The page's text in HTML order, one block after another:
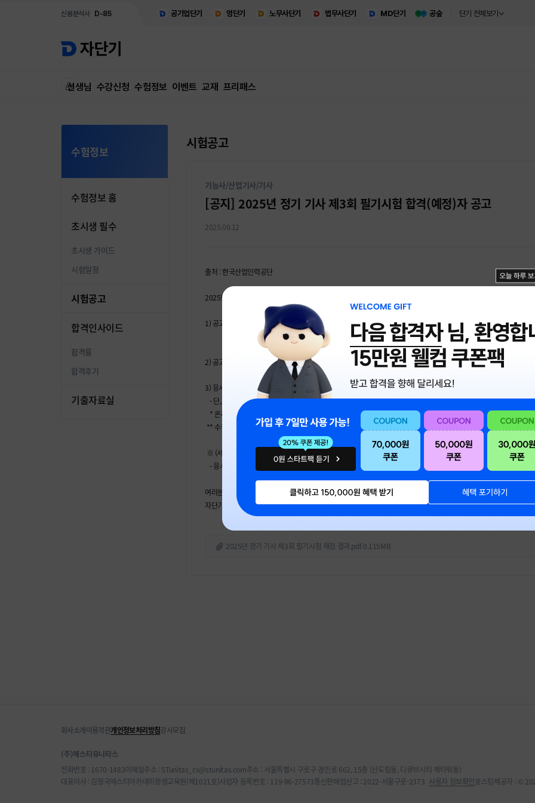
신용분석사 D-85 공기업단기 영단기 노무사단기 법무사단기 MD단기 공숲 단기 전체보기
선생님 수강신청 수험정보 이벤트 교재 프리패스
수험정보
수험정보 홈
초시생 필수
초시생 가이드
시험일정
시험공고
합격인사이드
합격률
합격후기
기출자료실
시험공고
기능사/산업기사/기사
[공지] 2025년 정기 기사 제3회 필기시험 합격(예정)자 공고
2025.09.12
출처 : 한국산업인력공단
2025년 정기 기사 제3회 필기시험 합격(예정)자를 다음과 같이 공고합니다.
1) 공고내용 : 합격(예정)자 조회(2개월간 조회 가능), ARS(1666-0100, 4일간)
종목별 합격(예정) 현황(붙임파일 참조)
2) 공고일시 : 2025. 9. 10.(수) 09:00
3) 응시자격서류제출기간 : 2025. 8. 11.(월) ~ 2025. 9. 19.(금) (휴일제외)
- 단, 응시자격기준일은 2025. 9. 1.(월)임에 유의
* 온라인 서류제출은 2025. 9. 16.(화) 까지 가능
** 수험자가 시험 종료 후 결과 확인이 가능함에 따라 합격자 알림톡 미발송
※ (서류 제출 대상자 필독) 응시자격서류 제출 안내
- 응시자격서류 기제출 여부 확인 후 제출
여러분의 합격을 응원하는
자단기 드림
2025년 정기 기사 제3회 필기시험 채점 결과.pdf 0.115MB
회사소개이용약관개인정보처리방침강사모집
(주)에스티유니타스
전화번호 : 1670-1483이메일주소 : STunitas_cs@stunitas.com주소 : 서울특별시 구로구 경인로 662, 15층 (신도림동, 디큐브시티 제타워동)
대표이사 : 김형국에스티아카데미평생교육원(제1021호)사업자 등록번호 : 119-86-27573통신판매업신고 : 2022-서울구로-2373 사용자 정보확인 호스팅제공자 : ©
다음 합격자 님, 환영합